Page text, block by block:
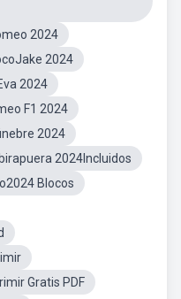
2024
2024
2024
F1 2024
2024
2024Incluidos
Blocos
Gratis PDF